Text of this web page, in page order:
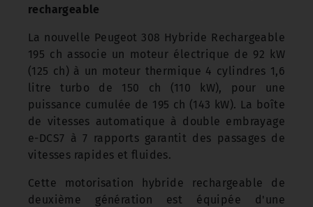
rechargeable
La nouvelle Peugeot 308 Hybride Rechargeable
195 ch associe un moteur électrique de 92 kW
(125 ch) à un moteur thermique 4 cylindres 1,6
litre turbo de 150 ch (110 kW), pour une
puissance cumulée de 195 ch (143 kW). La boîte
de vitesses automatique à double embrayage
e-DCS7 à 7 rapports garantit des passages de
vitesses rapides et fluides.
Cette motorisation hybride rechargeable de
deuxième génération est équipée d'une